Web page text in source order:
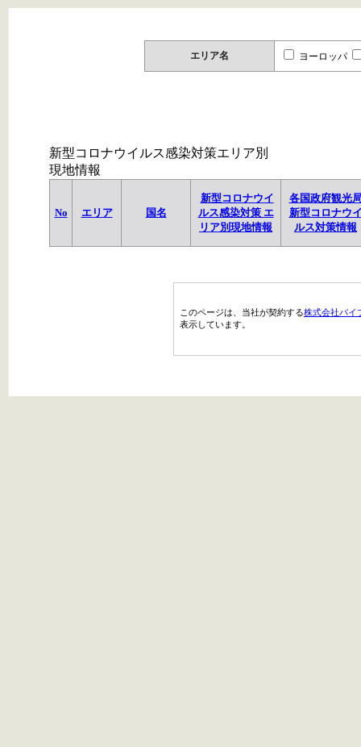
エリア名 ヨーロッパ
新型コロナウイルス感染対策エリア別
現地情報
No エリア 国名
新型コロナウイ
ルス感染対策 エ
リア別現地情報
各国政府観光
新型コロナウ
ルス対策情報
このページは、当社が契約する株式会社パイ
表示しています。